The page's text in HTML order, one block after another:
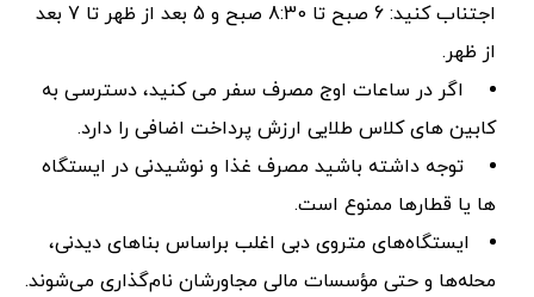
اجتناب کنید: 6 صبح تا 8:30 صبح و 5 بعد از ظهر تا 7 بعد
از ظهر.
اگر در ساعات اوج مصرف سفر می کنید، دسترسی به
کابین های کلاس طلایی ارزش پرداخت اضافی را دارد.
توجه داشته باشید مصرف غذا و نوشیدنی در ایستگاه
ها یا قطارها ممنوع است.
ایستگاه‌های متروی دبی اغلب براساس بناهای دیدنی،
محله‌ها و حتی مؤسسات مالی مجاورشان نام‌گذاری می‌شوند.